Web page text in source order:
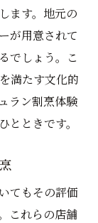
ます。地元の
が用意されて
でしょう。こ
満たす文化的
ラン割烹体験
ときです。
てもその評価
これらの店舗